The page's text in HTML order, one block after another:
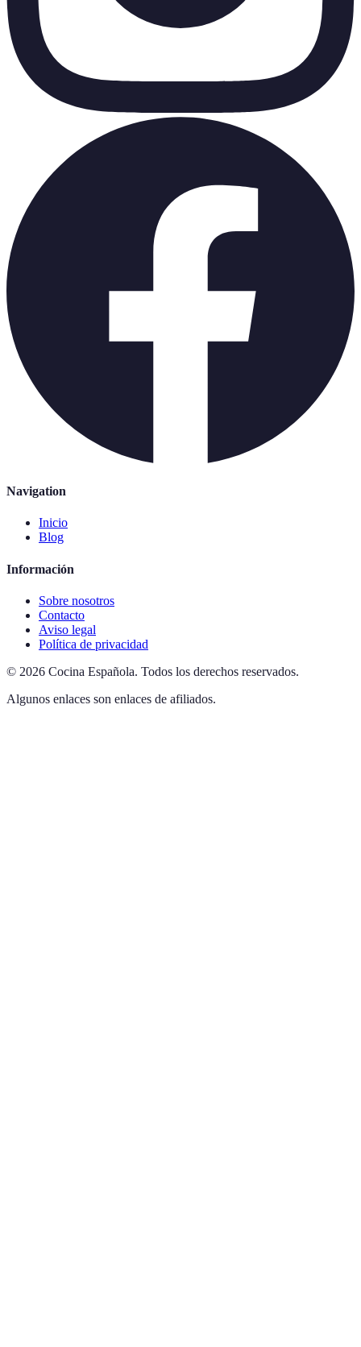
Navigation
Inicio
Blog
Información
Sobre nosotros
Contacto
Aviso legal
Política de privacidad
© 2026 Cocina Española. Todos los derechos reservados.
Algunos enlaces son enlaces de afiliados.